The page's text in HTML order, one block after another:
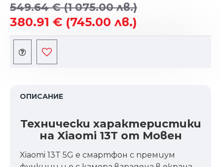
380.91 € (745.00 лв.)
549.64 €(1 075.00 лв.)
ОПИСАНИЕ
Технически характеристики
на Xiaomi 13T от Мовен
Xiaomi 13T 5G е смартфон с премиум